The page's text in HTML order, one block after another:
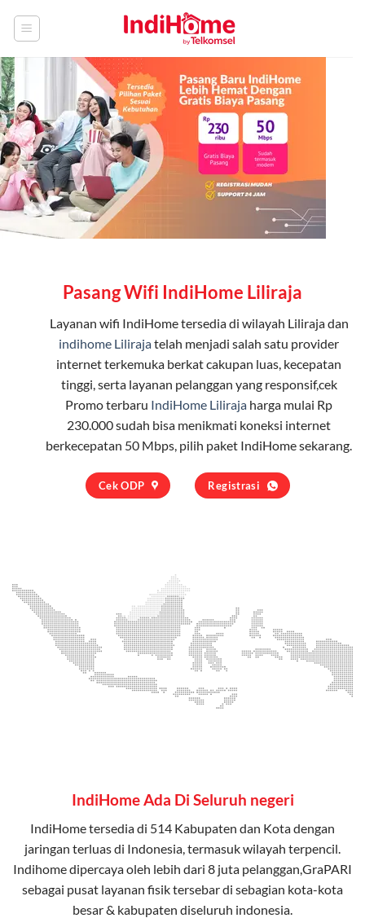
Pasang Wifi IndiHome Liliraja
Layanan wifi IndiHometersedia di wilayah Liliraja dan
indihome Lilirajatelah menjadi salah satu provider
internet terkemuka berkat cakupan luas, kecepatan
tinggi, serta layanan pelanggan yang responsif,cek
Promo terbaru IndiHome Liliraja harga mulai Rp
230.000 sudah bisa menikmati koneksi internet
berkecepatan 50 Mbps, pilih paket IndiHomesekarang.
Cek ODP Registrasi
IndiHome Ada Di Seluruh negeri
IndiHome tersedia di 514 Kabupaten dan Kota dengan
jaringan terluas di Indonesia, termasuk wilayah terpencil.
Indihome dipercaya oleh lebih dari 8 juta pelanggan,GraPARI
sebagai pusat layanan fisik tersebar di sebagian kota-kota
besar & kabupaten diseluruh indonesia.